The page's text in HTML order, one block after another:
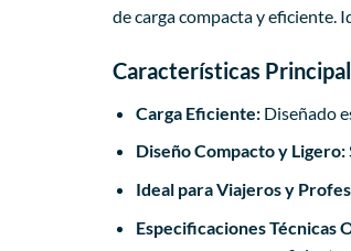
de carga compacta y eficiente.
Características
Carga Eficiente:Diseñado
Diseño Compacto y Ligero:
Ideal para Viajeros y
Especificaciones Técnicas